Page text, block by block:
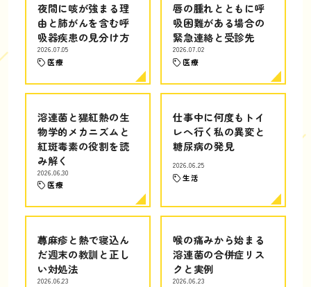
夜間に咳が強まる理
由と肺がんを含む呼
吸器疾患の見分け方
2026.07.05
医療
唇の腫れとともに呼
吸困難がある場合の
緊急連絡と受診先
2026.07.02
医療
溶連菌と猩紅熱の生
物学的メカニズムと
紅斑毒素の役割を読
み解く
2026.06.30
医療
仕事中に何度もトイ
レへ行く私の異変と
糖尿病の発見
2026.06.25
生活
蕁麻疹と熱で寝込ん
だ週末の教訓と正し
い対処法
2026.06.23
喉の痛みから始まる
溶連菌の合併症リス
クと実例
2026.06.23